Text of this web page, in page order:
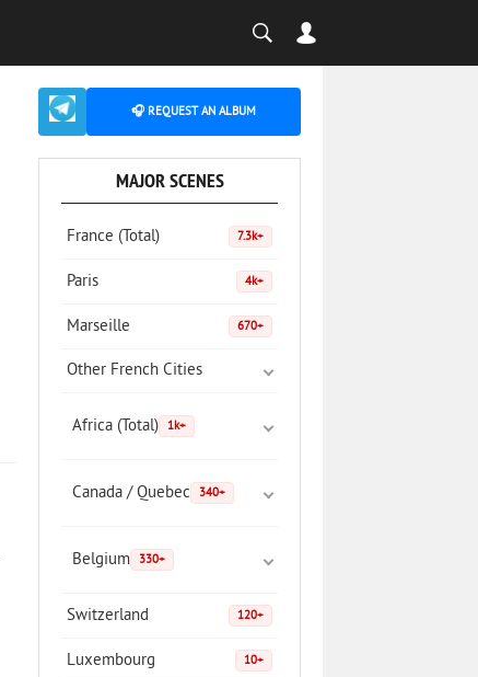
🎧 REQUEST AN ALBUM
MAJOR SCENES
France (Total) 7.3k+
Paris 4k+
Marseille 670+
Other French Cities
Africa (Total) 1k+
Canada / Quebec 340+
Belgium 330+
Switzerland 120+
Luxembourg 10+